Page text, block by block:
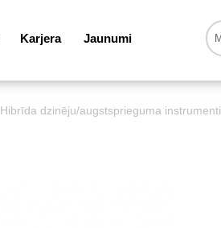
Karjera Jaunumi
Hibrīda dzinēju/augstsprieguma instrumenti